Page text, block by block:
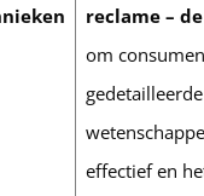
reclame –
om
effectief en